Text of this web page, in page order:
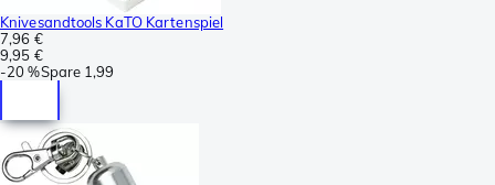
Knivesandtools KaTO Kartenspiel
7,96 €
9,95 €
-20 %Spare 1,99